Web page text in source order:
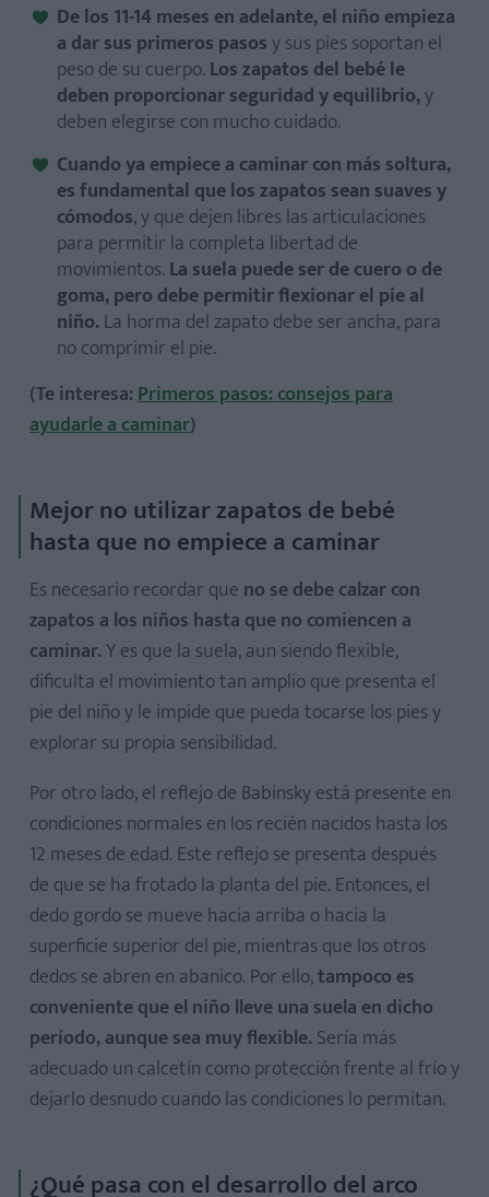
De los 11-14 meses en adelante, el niño empieza
a dar sus primeros pasosy sus pies soportan el
peso de su cuerpo. Los zapatos del bebé le
deben proporcionar seguridad y equilibrio,y
deben elegirse con mucho cuidado.
Cuando ya empiece a caminar con más soltura,
es fundamental que los zapatos sean suaves y
cómodos, y que dejen libres las articulaciones
para permitir la completa libertad de
movimientos. La suela puede ser de cuero o de
goma, pero debe permitir flexionar el pie al
niño.La horma del zapato debe ser ancha, para
no comprimir el pie.
(Te interesa:Primeros pasos: consejos para
ayudarle a caminar)
Mejor no utilizar zapatos de bebé
hasta que no empiece a caminar
Es necesario recordar que no se debe calzar con
zapatos a los niños hasta que no comiencen a
caminar.Y es que la suela, aun siendo flexible,
dificulta el movimiento tan amplio que presenta el
pie del niño y le impide que pueda tocarse los pies y
explorar su propia sensibilidad.
Por otro lado, el reflejo de Babinsky está presente en
condiciones normales en los recién nacidos hasta los
12 meses de edad. Este reflejo se presenta después
de que se ha frotado la planta del pie. Entonces, el
dedo gordo se mueve hacia arriba o hacia la
superficie superior del pie, mientras que los otros
dedos se abren en abanico. Por ello,tampoco es
conveniente que el niño lleve una suela en dicho
período, aunque sea muy flexible. Sería más
adecuado un calcetín como protección frente al frío y
dejarlo desnudo cuando las condiciones lo permitan.
¿Qué pasa con el desarrollo del arco